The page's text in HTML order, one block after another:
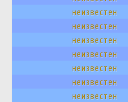
неизвестен
неизвестен
неизвестен
неизвестен
неизвестен
неизвестен
неизвестен